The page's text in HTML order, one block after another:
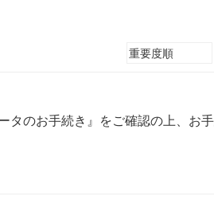
のお手続き』をご確認の上、お